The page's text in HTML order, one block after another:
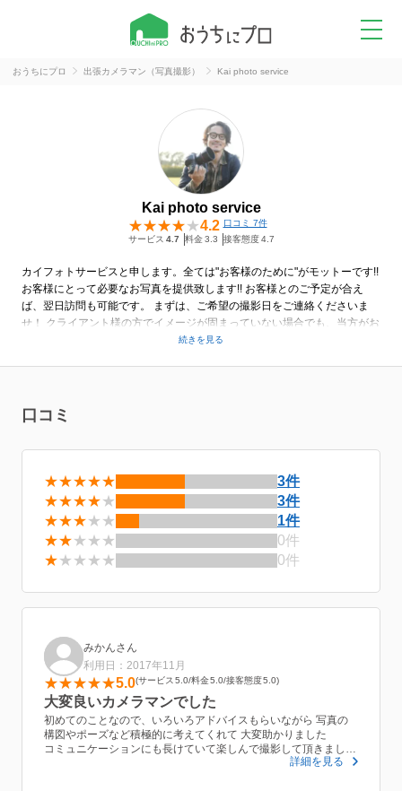
おうちにプロ 出張カメラマン（写真撮影） Kai photo service
Kai photo service
4.2 口コミ 7件
サービス 4.7 料金 3.3 接客態度 4.7
カイフォトサービスと申します。全ては"お客様のために"がモットーです!!
お客様にとって必要なお写真を提供致します!! お客様とのご予定が合え
ば、翌日訪問も可能です。 まずは、ご希望の撮影日をご連絡くださいま
せ！ クライアント様の方でイメージが固まっていない場合でも、当方がお
客様のご要望をヒアリングして、お好みのイメージを撮影していきます。
画像を撮影してきます。 ホームページやYouTubeに掲載するPR用短編動
画の撮影編集もやっております。写真の撮影と同時にやってしまうという
イメージ作成にご利用下さいませ。 サンプルにございます動画をご覧くだ
さいませ。ドローン映像とホームページのトップページに使用できそうな
動画集を作成いたしました。 ドローン撮影は、撮影場所の制限や撮影許可
の観点から、利用可能かの判断は、要お打ち合わせとなります。ご了承の
ほどよろしくお願いいたします。 動画編集に関しましては、内容によりま
して、編集料金のほうが別途必要になる場合がございます。詳細はお問い
写真などもおまかせくださいませ。 ホームページ全体に映える写真撮影、
集客、求人につながるようなお写真をご提案いたします！ 基本的には、ラ
ージ用素材のお写真を全て撮影したいお客様は3時間くらいからお考えく
ださいませ。こちらのプランは、長時間撮影お得プランとなります。 画像
は、高解像度のものをお渡ししますので、ホームページだけではなく、広
告、パンフレットなど印刷物にも使用できます。 お写真はDVD-RやCD-R
にデータを焼いてお渡しするか、メールを利用してサイトよりダウンロー
ドしてお渡しすることも可能です。 ミスショット以外は基本的にはすべて
のお写真をお渡しいたします。ご質問のございますお客様はお気軽にメッ
口コミ
★★★★★
3件
★★★★★
3件
★★★★★
1件
★★★★★
0件
★★★★★ 0件
みかんさん
利用日：2017年11月
5.0 サービス 5.0 料金5.0 接客態度5.0
大変良いカメラマンでした
初めてのことなので、いろいろアドバイスもらいながら 写真の
構図やポーズなど積極的に考えてくれて 大変助かりました
コミュニケーションにも長けていて楽しんで撮影して頂きまし
詳細を見る